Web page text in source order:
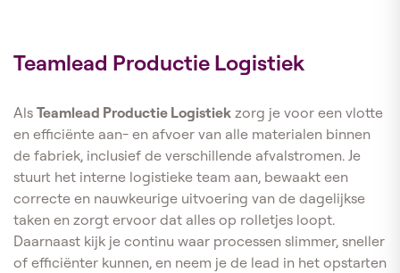
Teamlead Productie Logistiek
Als Teamlead Productie Logistiek zorg je voor een vlotte
en efficiënte aan- en afvoer van alle materialen binnen
de fabriek, inclusief de verschillende afvalstromen. Je
stuurt het interne logistieke team aan, bewaakt een
correcte en nauwkeurige uitvoering van de dagelijkse
taken en zorgt ervoor dat alles op rolletjes loopt.
Daarnaast kijk je continu waar processen slimmer, sneller
of efficiënter kunnen, en neem je de lead in het opstarten